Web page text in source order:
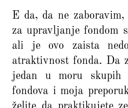
E da, da ne
za upravljanje fondom
ali je ovo zaista
atraktivnost fonda. Da
jedan u moru skupih
fondova i moja